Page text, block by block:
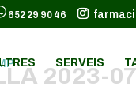
652 29 90 46
SERVEIS
2023-